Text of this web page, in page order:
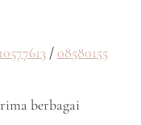
/08580155
berbagai